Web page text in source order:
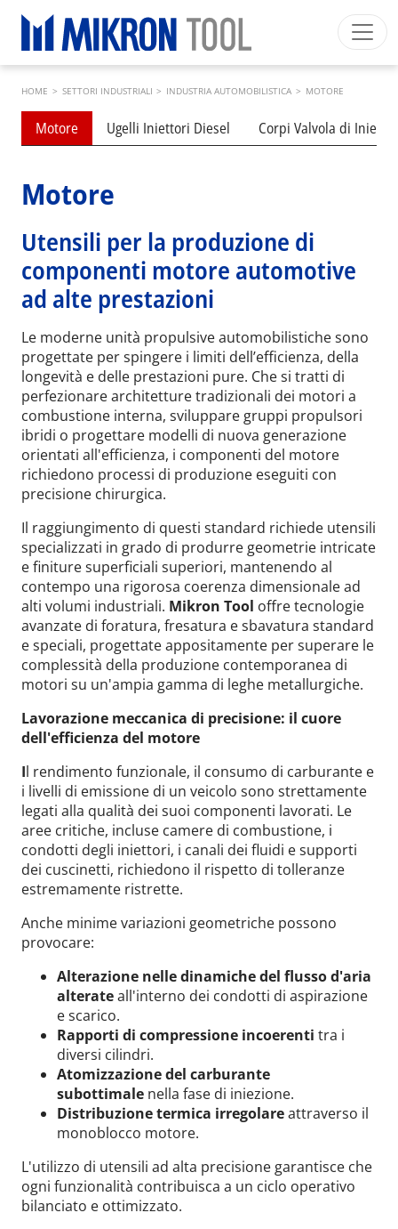
Main navigation
SETTORI INDUSTRIALI
PRODOTTI
EXPERTISE
INSIDE MIKRON TOOL
Breadcrumb
HOME > SETTORI INDUSTRIALI > INDUSTRIA AUTOMOBILISTICA > MOTORE
Submenu industries
Motore Ugelli Iniettori Diesel Corpi Valvola di
Motore
Utensili per la produzione di
componenti motore automotive
ad alte prestazioni
Le moderne unità propulsive automobilistiche sono
progettate per spingere i limiti dell’efficienza, della
longevità e delle prestazioni pure. Che si tratti di
perfezionare architetture tradizionali dei motori a
combustione interna, sviluppare gruppi propulsori
ibridi o progettare modelli di nuova generazione
orientati all'efficienza, i componenti del motore
richiedono processi di produzione eseguiti con
precisione chirurgica.
Il raggiungimento di questi standard richiede utensili
specializzati in grado di produrre geometrie intricate
e finiture superficiali superiori, mantenendo al
contempo una rigorosa coerenza dimensionale ad
alti volumi industriali. Mikron Tool offre tecnologie
avanzate di foratura, fresatura e sbavatura standard
e speciali, progettate appositamente per superare le
complessità della produzione contemporanea di
motori su un'ampia gamma di leghe metallurgiche.
Lavorazione meccanica di precisione: il cuore
dell'efficienza del motore
Il rendimento funzionale, il consumo di carburante e
i livelli di emissione di un veicolo sono strettamente
legati alla qualità dei suoi componenti lavorati. Le
aree critiche, incluse camere di combustione, i
condotti degli iniettori, i canali dei fluidi e supporti
dei cuscinetti, richiedono il rispetto di tolleranze
estremamente ristrette.
Anche minime variazioni geometriche possono
provocare:
Alterazione nelle dinamiche del flusso d'aria
alterateall'interno dei condotti di aspirazione
e scarico.
Rapporti di compressione incoerenti tra i
diversi cilindri.
Atomizzazione del carburante
subottimale nella fase di iniezione.
Distribuzione termica irregolareattraverso il
monoblocco motore.
L'utilizzo di utensili ad alta precisione garantisce che
ogni funzionalità contribuisca a un ciclo operativo
bilanciato e ottimizzato.